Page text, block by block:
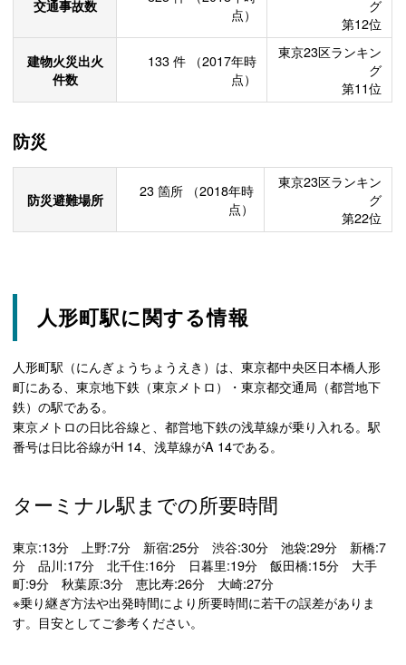
交通事故数
点）
グ
第12位
建物火災出火
件数
133 件
（2017年時
点）
東京23区ランキン
グ
第11位
防災
防災避難場所 23 箇所
（2018年時
点）
東京23区ランキン
グ
第22位
人形町駅に関する情報
人形町駅（にんぎょうちょうえき）は、東京都中央区日本橋人形
町にある、東京地下鉄（東京メトロ）・東京都交通局（都営地下
鉄）の駅である。
東京メトロの日比谷線と、都営地下鉄の浅草線が乗り入れる。駅
番号は日比谷線がH 14、浅草線がA 14である。
ターミナル駅までの所要時間
東京:13分 上野:7分 新宿:25分 渋谷:30分 池袋:29分 新橋:7
分 品川:17分 北千住:16分 日暮里:19分 飯田橋:15分 大手
町:9分 秋葉原:3分 恵比寿:26分 大崎:27分
※乗り継ぎ方法や出発時間により所要時間に若干の誤差がありま
す。目安としてご参考ください。